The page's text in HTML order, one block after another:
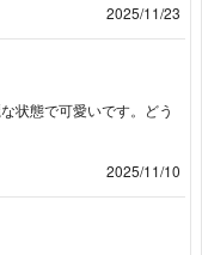
2025/11/23
状態で可愛いです。どう
2025/11/10